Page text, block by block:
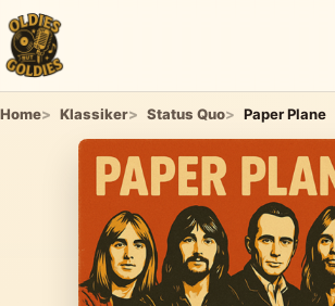
Home Klassiker Status Quo Paper Plane